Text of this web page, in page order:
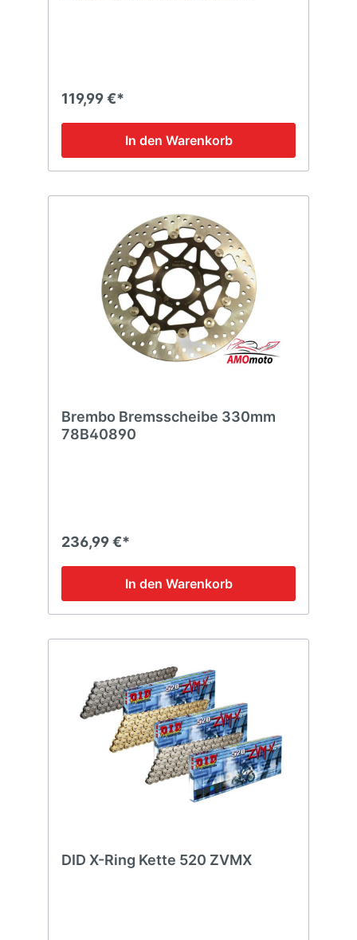
119,99 €*
In den Warenkorb
Brembo Bremsscheibe 330mm
78B40890
236,99 €*
In den Warenkorb
DID X-Ring Kette 520 ZVMX